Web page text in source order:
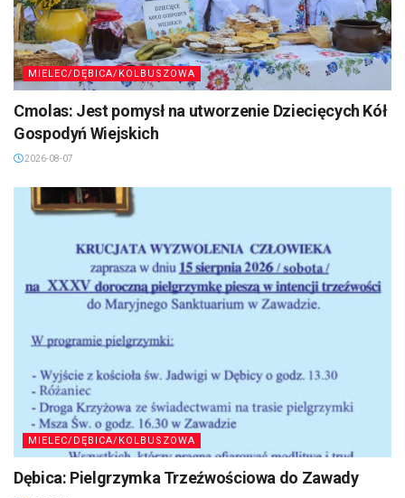
MIELEC/DĘBICA/KOLBUSZOWA
Cmolas: Jest pomysł na utworzenie Dziecięcych Kół
Gospodyń Wiejskich
2026-08-07
MIELEC/DĘBICA/KOLBUSZOWA
Dębica: Pielgrzymka Trzeźwościowa do Zawady